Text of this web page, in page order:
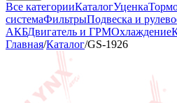
Все категорииКаталогУценка
системаФильтрыПодвеска и
АКБДвигатель и ГРМОхлаждение
Главная/Каталог/GS-1926